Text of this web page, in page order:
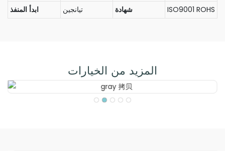
ابدأ المنفذ
تيانجين شهادة ISO9001 ROHS
المزيد من الخيارات